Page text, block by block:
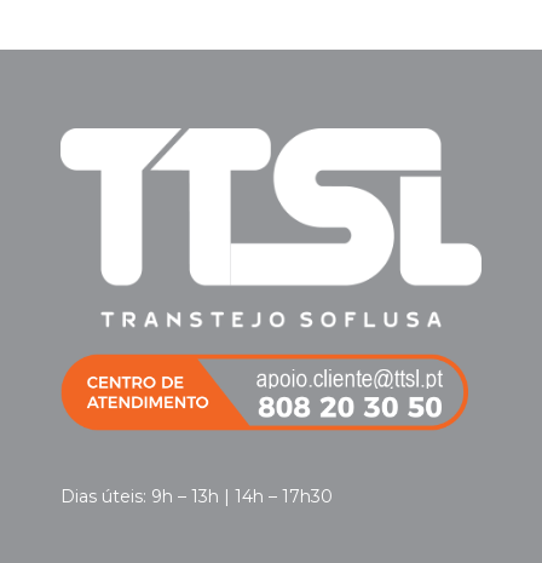
Dias úteis: 9h – 13h | 14h – 17h30